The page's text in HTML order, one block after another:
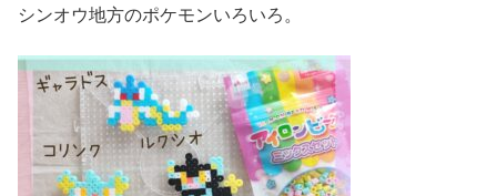
シンオウ地方のポケモンいろいろ。